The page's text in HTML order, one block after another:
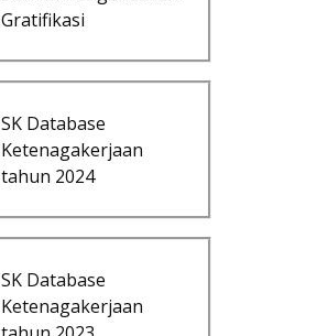
Gratifikasi
SK Database
Ketenagakerjaan
tahun 2024
SK Database
Ketenagakerjaan